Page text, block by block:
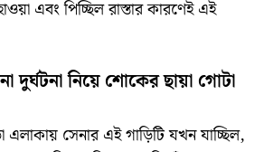
এবং পিচ্ছিল রাস্তার কারণেই এই
দুর্ঘটনা নিয়ে শোকের ছায়া গোটা
সেনার এই গাড়িটি যখন যাচ্ছিল,